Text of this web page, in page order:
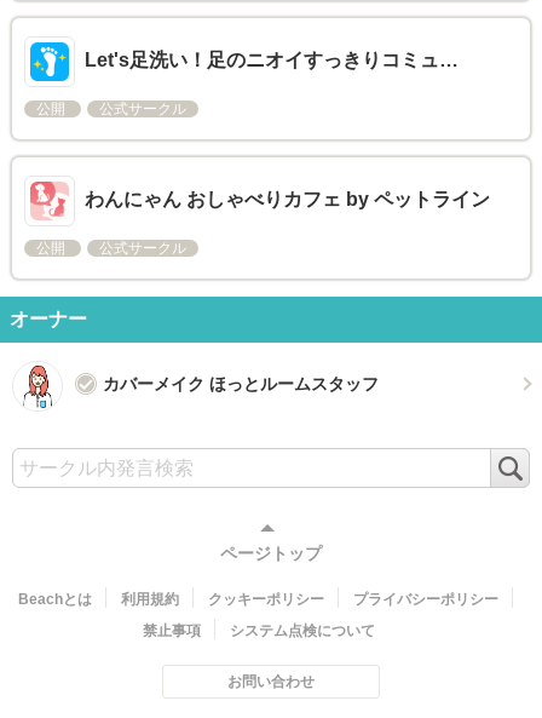
Let's足洗い！足のニオイすっきりコミュ…
公開 公式サークル
わんにゃん おしゃべりカフェ by ペットライン
公開 公式サークル
オーナー
カバーメイク ほっとルームスタッフ
ページトップ
Beachとは 利用規約 クッキーポリシー
プライバシーポリシー
禁止事項
システム点検について
お問い合わせ